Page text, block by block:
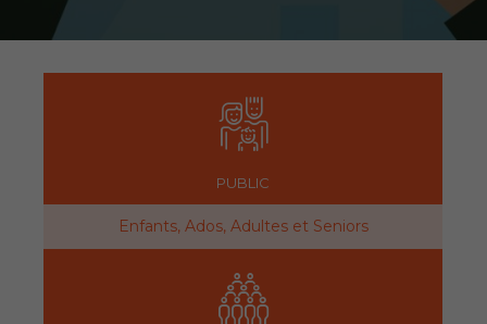
PUBLIC
Enfants, Ados, Adultes et Seniors